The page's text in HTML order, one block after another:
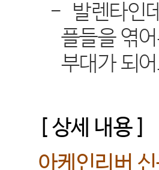
- 발렌타인
플들을 엮
부대가 되
상세 내용]
아케인리버